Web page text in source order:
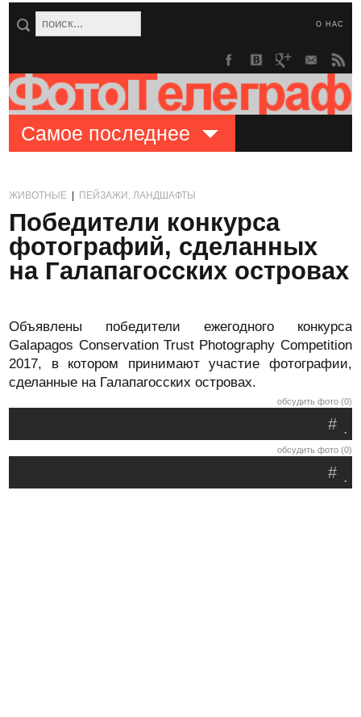
О НАС
Самое последнее
ЖИВОТНЫЕ ПЕЙЗАЖИ, ЛАНДШАФТЫ
Победители конкурса
фотографий, сделанных
на Галапагосских островах
Объявлены победители ежегодного конкурса
Galapagos Conservation Trust Photography Competition
2017, в котором принимают участие фотографии,
сделанные на Галапагосских островах.
обсудить фото (0)
.
#
обсудить фото (0)
.
#